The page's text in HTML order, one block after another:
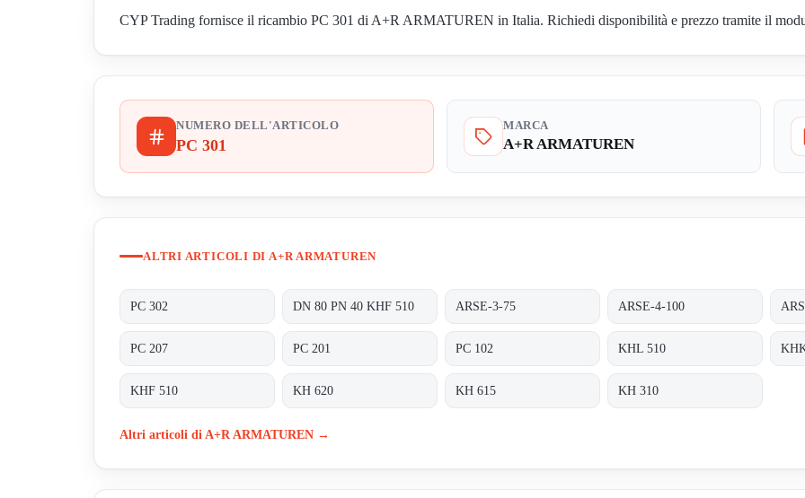
CYP Trading fornisce il ricambio PC 301 di A+R ARMATUREN in Italia. Richiedi disponibilità e prezzo tramite il
NUMERO DELL'ARTICOLO
PC 301
MARCA
A+R ARMATUREN
ALTRI ARTICOLI DI A+R ARMATUREN
PC 302 DN 80 PN 40 KHF 510 ARSE-3-75 ARSE-4-100
PC 207 PC 201 PC 102 KHL 510
KHF 510 KH 620 KH 615 KH 310
Altri articoli di A+R ARMATUREN →